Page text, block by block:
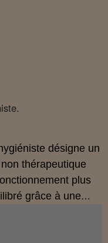
désigne un
thérapeutique
plus
grâce à une